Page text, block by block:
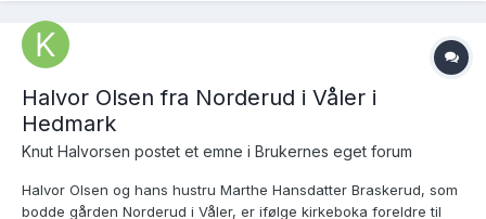
Halvor Olsen fra Norderud i Våler i
Hedmark
Knut Halvorsen postet et emne i Brukernes eget forum
Halvor Olsen og hans hustru Marthe Hansdatter Braskerud, som
bodde gården Norderud i Våler, er ifølge kirkeboka foreldre til